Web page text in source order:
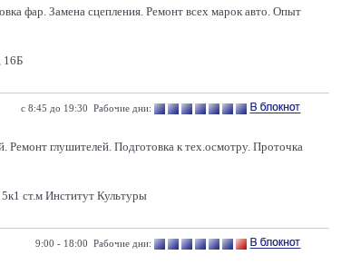
фар. Замена сцепления. Ремонт всех марок авто. Опыт
16Б
с 8:45 до 19:30 Рабочие дни:
Ремонт глушителей. Подготовка к тех.осмотру. Проточка
5к1 ст.м Институт Культуры
9:00 - 18:00 Рабочие дни: